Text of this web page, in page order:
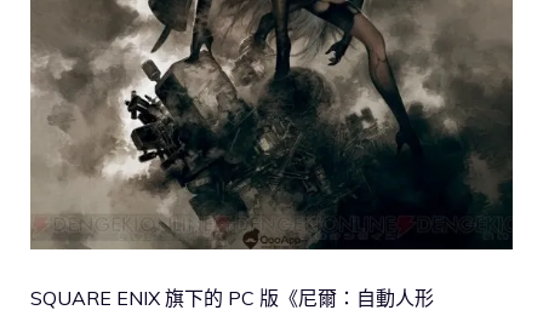
SQUARE ENIX 旗下的 PC 版《尼爾：自動人形